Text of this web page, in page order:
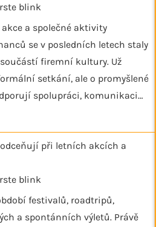
blink
a společné aktivity
se v posledních letech staly
firemní kultury. Už
setkání, ale o promyšlené
spolupráci, komunikaci…
při letních akcích a
blink
festivalů, roadtripů,
a spontánních výletů. Právě